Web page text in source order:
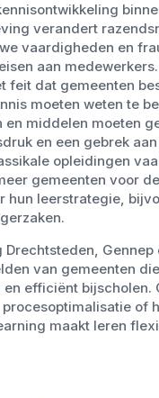
verandert
vaardigheden en
aan
feit dat gemeenten
moeten weten te
en middelen moeten
en een gebrek
opleidingen
gemeenten voor
hun leerstrategie,
Drechtsteden, Gennep
van gemeenten
en efficiënt bijscholen.
of
maakt leren